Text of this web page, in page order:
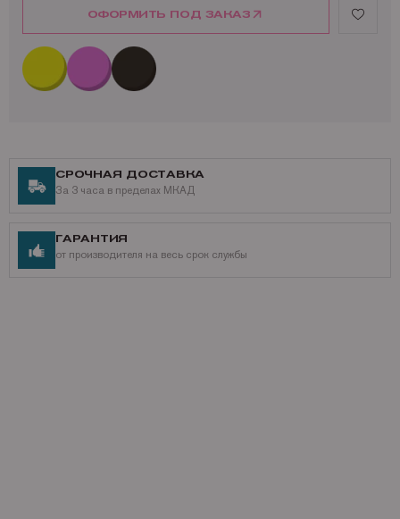
HP Color LaserJet CP5227n
HP Color LaserJet CP5229
HP Color LaserJet CP5229dn
HP Color LaserJet CP5229n
Ресурс совместимого тонер-картриджа NoName CE741A: 7 300
ОФОРМИТЬ ПОД ЗАКАЗ
СРОЧНАЯ ДОСТАВКА
За 3 часа в пределах МКАД
ГАРАНТИЯ
от производителя на весь срок службы